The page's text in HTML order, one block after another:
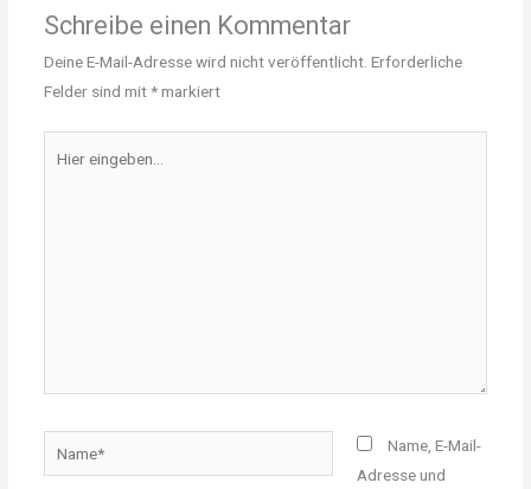
Schreibe einen Kommentar
Deine E-Mail-Adresse wird nicht veröffentlicht. Erforderliche
Felder sind mit*markiert
eingeben…
Name, E-Mail-
Adresse und